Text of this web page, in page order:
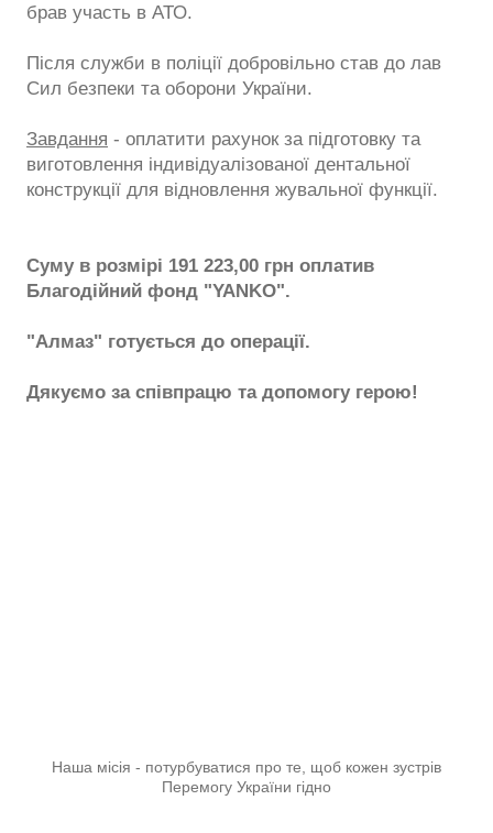
брав участь в АТО.
Після служби в поліції добровільно став до лав
Сил безпеки та оборони України.
Завдання - оплатити рахунок за підготовку та
виготовлення індивідуалізованої дентальної
конструкції для відновлення жувальної функції.
Суму в розмірі 191 223,00 грн оплатив
Благодійний фонд "YANKO".
"Алмаз" готується до операції.
Дякуємо за співпрацю та допомогу герою!
Наша місія - потурбуватися про те, щоб кожен зустрів
Перемогу України гідно